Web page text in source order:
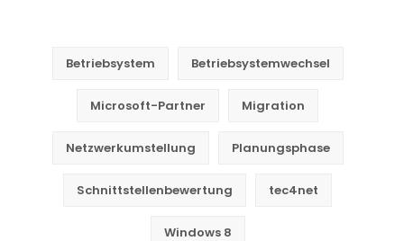
Betriebsystem Betriebsystemwechsel
Microsoft-Partner Migration
Netzwerkumstellung Planungsphase
Schnittstellenbewertung tec4net
Windows 8